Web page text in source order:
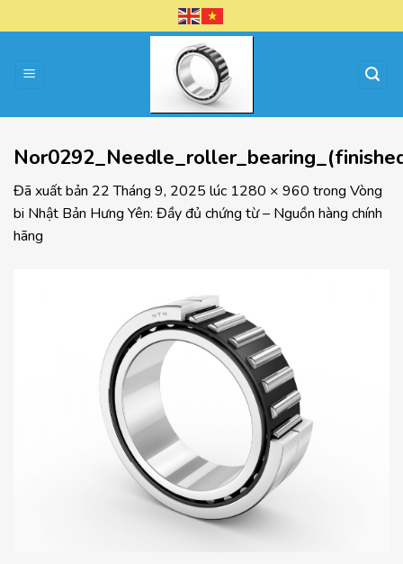
đến
dung
Đã xuất bản 22 Tháng 9, 2025 lúc 1280 × 960 trong Vòng
bi Nhật Bản Hưng Yên: Đầy đủ chứng từ – Nguồn hàng chính
hãng